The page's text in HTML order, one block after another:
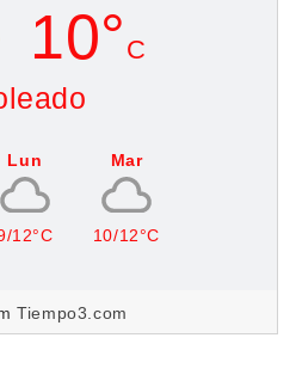
10° C
Lun
12°C
Mar
10/12°C
Tiempo3.com